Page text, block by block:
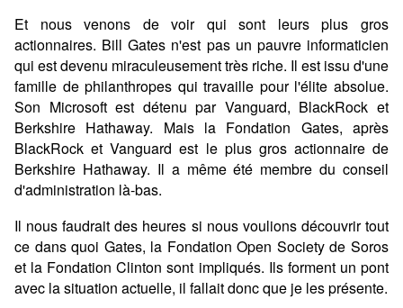
Et nous venons de voir qui sont leurs plus gros
actionnaires. Bill Gates n'est pas un pauvre informaticien
qui est devenu miraculeusement très riche. Il est issu d'une
famille de philanthropes qui travaille pour l'élite absolue.
Son Microsoft est détenu par Vanguard, BlackRock et
Berkshire Hathaway. Mais la Fondation Gates, après
BlackRock et Vanguard est le plus gros actionnaire de
Berkshire Hathaway. Il a même été membre du conseil
d'administration là-bas.
Il nous faudrait des heures si nous voulions découvrir tout
ce dans quoi Gates, la Fondation Open Society de Soros
et la Fondation Clinton sont impliqués. Ils forment un pont
avec la situation actuelle, il fallait donc que je les présente.